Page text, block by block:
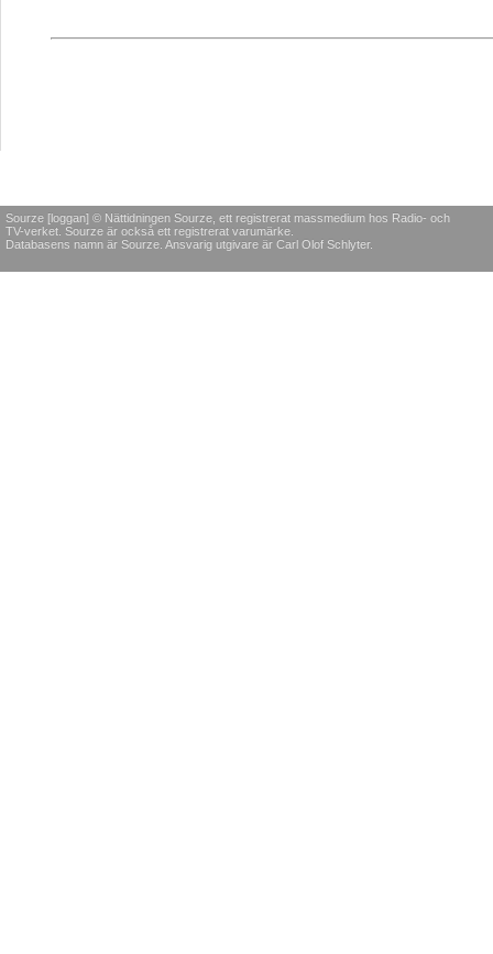
Sourze [loggan] © Nättidningen Sourze, ett registrerat massmedium hos Radio- och
TV-verket. Sourze är också ett registrerat varumärke.
Databasens namn är Sourze. Ansvarig utgivare är Carl Olof Schlyter.